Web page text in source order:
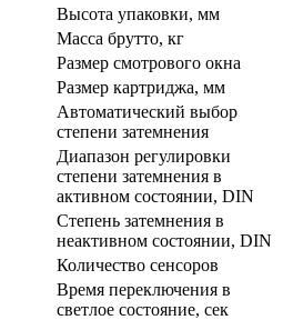
Высота упаковки, мм
Масса брутто, кг
Размер смотрового окна
Размер картриджа, мм
Автоматический выбор
степени затемнения
Диапазон регулировки
степени затемнения в
активном состоянии, DIN
Степень затемнения в
неактивном состоянии, DIN
Количество сенсоров
Время переключения в
светлое состояние, сек